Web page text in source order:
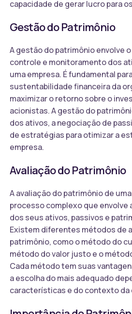
capacidade de gerar lucro para
Gestão do Patrimônio
A gestão do patrimônio envolve
controle e monitoramento dos
uma empresa. É fundamental
sustentabilidade financeira da
maximizar o retorno sobre o
acionistas. A gestão do
dos ativos, a negociação de
de estratégias para otimizar a
empresa.
Avaliação do Patrimônio
A avaliação do patrimônio de
processo complexo que envolve
dos seus ativos, passivos e
Existem diferentes métodos de
patrimônio, como o método do
método do valor justo e o
Cada método tem suas
a escolha do mais adequado
características e do contexto da